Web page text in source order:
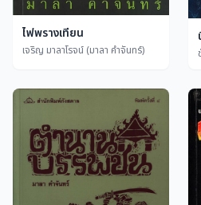
ไฟพรางเทียน
เจริญ มาลาโรจน์ (มาลา คำจันทร์)